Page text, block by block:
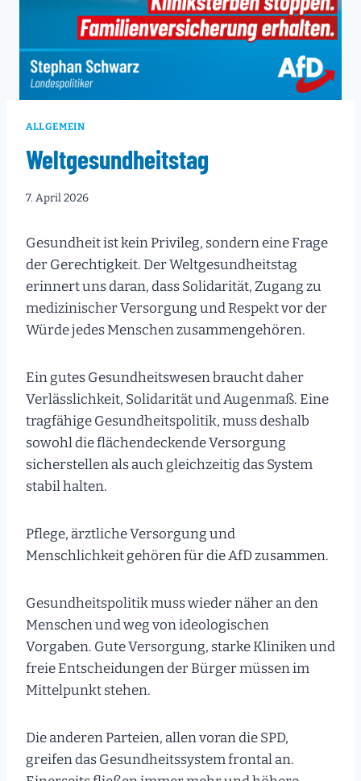
ALLGEMEIN
Weltgesundheitstag
7. April 2026
Gesundheit ist kein Privileg, sondern eine Frage
der Gerechtigkeit. Der Weltgesundheitstag
erinnert uns daran, dass Solidarität, Zugang zu
medizinischer Versorgung und Respekt vor der
Würde jedes Menschen zusammengehören.
Ein gutes Gesundheitswesen braucht daher
Verlässlichkeit, Solidarität und Augenmaß. Eine
tragfähige Gesundheitspolitik, muss deshalb
sowohl die flächendeckende Versorgung
sicherstellen als auch gleichzeitig das System
stabil halten.
Pflege, ärztliche Versorgung und
Menschlichkeit gehören für die AfD zusammen.
Gesundheitspolitik muss wieder näher an den
Menschen und weg von ideologischen
Vorgaben. Gute Versorgung, starke Kliniken und
freie Entscheidungen der Bürger müssen im
Mittelpunkt stehen.
Die anderen Parteien, allen voran die SPD,
greifen das Gesundheitssystem frontal an.